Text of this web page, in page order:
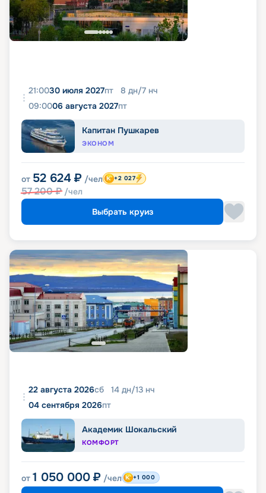
21:0030 июля 2027пт 8 дн/7 нч
09:0006 августа 2027пт
Капитан Пушкарев
ЭКОНОМ
от 52 624 ₽ /чел
57 200₽ /чел
+2 027
Выбрать круиз
22 августа 2026сб 14 дн/13 нч
04 сентября 2026пт
Академик Шокальский
КОМФОРТ
от 1 050 000 ₽ /чел +1 000